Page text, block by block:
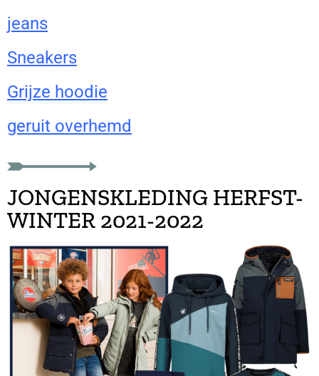
jeans
Sneakers
Grijze hoodie
geruit overhemd
JONGENSKLEDING HERFST-
WINTER 2021-2022